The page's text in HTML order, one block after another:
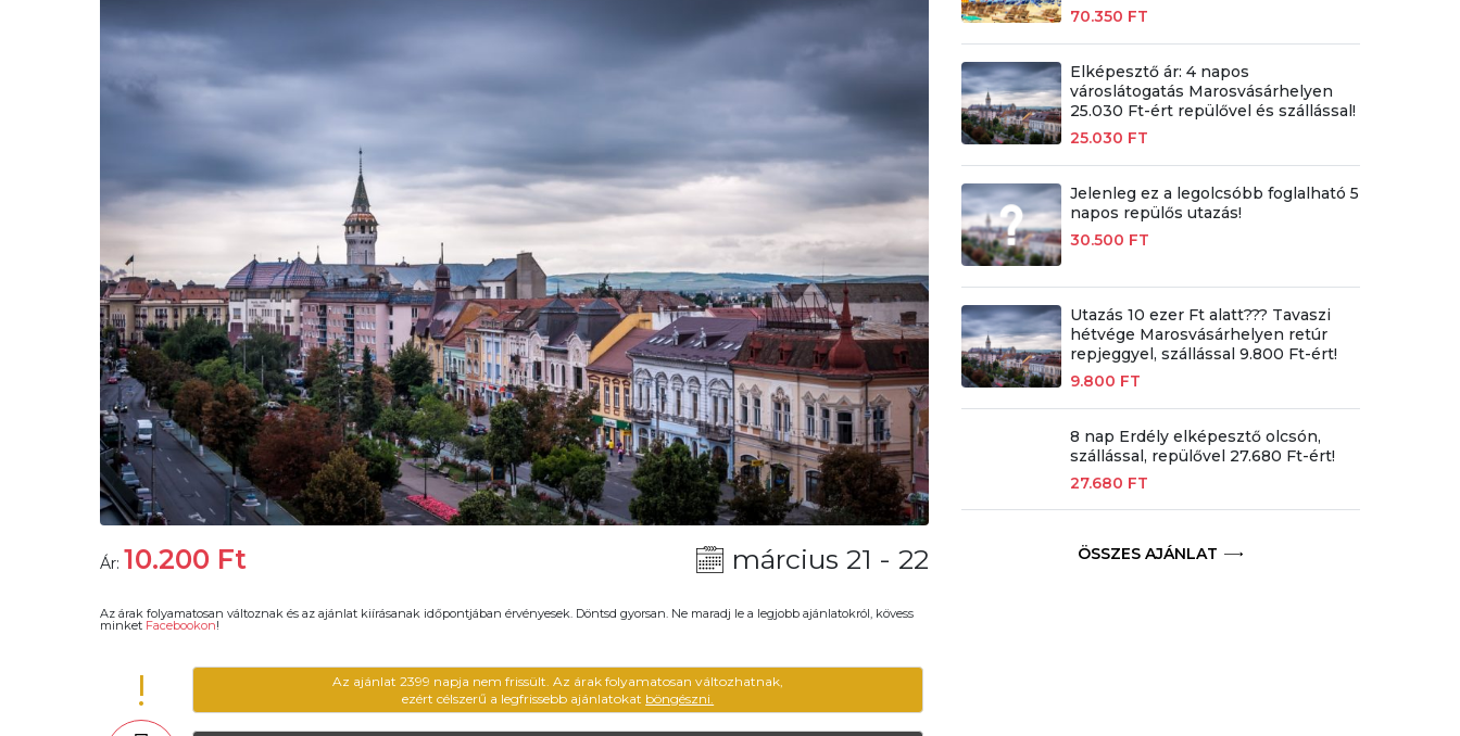
Ár: 10.200 Ft március 21 - 22
Az árak folyamatosan változnak és az ajánlat kiírásanak időpontjában érvényesek. Döntsd gyorsan. Ne maradj le a legjobb ajánlatokról, kövess
minket Facebookon!
!
Az ajánlat 2399 napja nem frissült. Az árak folyamatosan változhatnak,
ezért célszerű a legfrissebb ajánlatokat böngészni.
70.350 FT
Elképesztő ár: 4 napos
városlátogatás Marosvásárhelyen
25.030 Ft-ért repülővel és szállással!
25.030 FT
Jelenleg ez a legolcsóbb foglalható 5
napos repülős utazás!
30.500 FT
Utazás 10 ezer Ft alatt??? Tavaszi
hétvége Marosvásárhelyen retúr
repjeggyel, szállással 9.800 Ft-ért!
9.800 FT
8 nap Erdély elképesztő olcsón,
szállással, repülővel 27.680 Ft-ért!
27.680 FT
ÖSSZES AJÁNLAT